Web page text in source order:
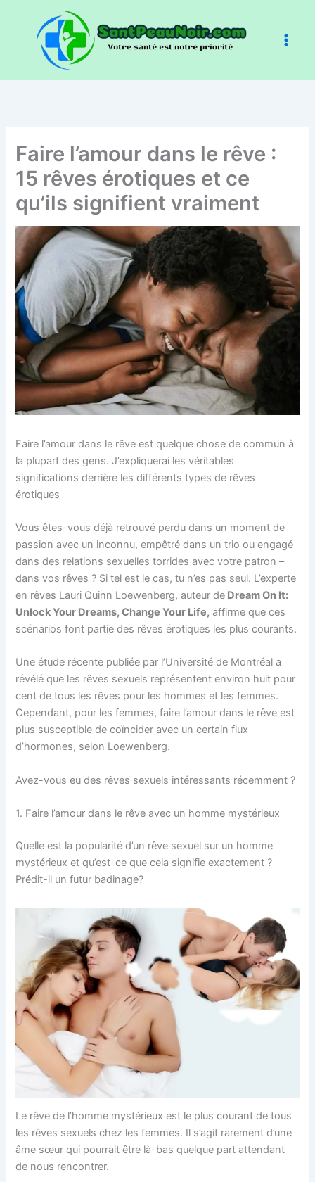
contenu
Faire l’amour dans le rêve :
15 rêves érotiques et ce
qu’ils signifient vraiment
Faire l’amour dans le rêve est quelque chose de commun à
la plupart des gens. J’expliquerai les véritables
significations derrière les différents types de rêves
érotiques
Vous êtes-vous déjà retrouvé perdu dans un moment de
passion avec un inconnu, empêtré dans un trio ou engagé
dans des relations sexuelles torrides avec votre patron –
dans vos rêves ? Si tel est le cas, tu n’es pas seul. L’experte
en rêves Lauri Quinn Loewenberg, auteur de Dream On It:
Unlock Your Dreams, Change Your Life, affirme que ces
scénarios font partie des rêves érotiques les plus courants.
Une étude récente publiée par l’Université de Montréal a
révélé que les rêves sexuels représentent environ huit pour
cent de tous les rêves pour les hommes et les femmes.
Cependant, pour les femmes, faire l’amour dans le rêve est
plus susceptible de coïncider avec un certain flux
d’hormones, selon Loewenberg.
Avez-vous eu des rêves sexuels intéressants récemment ?
1. Faire l’amour dans le rêve avec un homme mystérieux
Quelle est la popularité d’un rêve sexuel sur un homme
mystérieux et qu’est-ce que cela signifie exactement ?
Prédit-il un futur badinage?
Le rêve de l’homme mystérieux est le plus courant de tous
les rêves sexuels chez les femmes. Il s’agit rarement d’une
âme sœur qui pourrait être là-bas quelque part attendant
de nous rencontrer.